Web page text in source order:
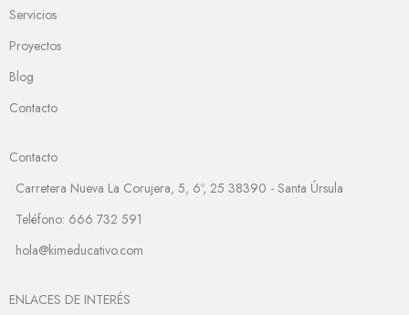
Servicios
Proyectos
Blog
Contacto
Contacto
Carretera Nueva La Corujera, 5, 6º, 25 38390 - Santa Úrsula
Teléfono: 666 732 591
hola@kimeducativo.com
ENLACES DE INTERÉS